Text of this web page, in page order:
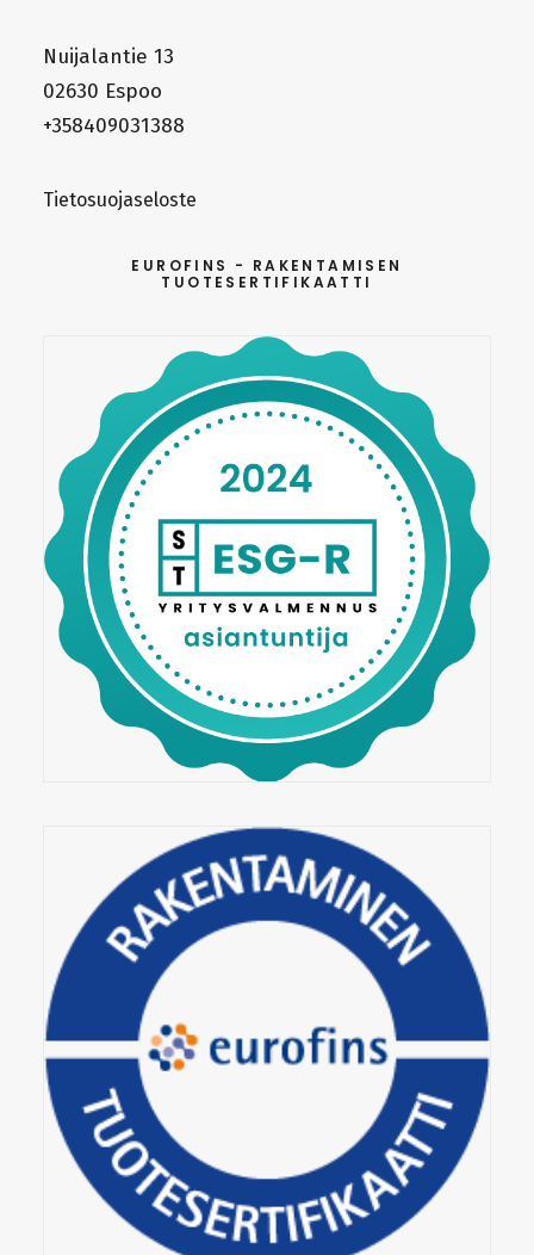
Nuijalantie 13
02630 Espoo
+358409031388
Tietosuojaseloste
EUROFINS - RAKENTAMISEN
TUOTESERTIFIKAATTI